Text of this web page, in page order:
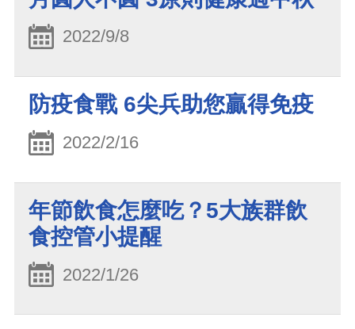
2022/9/8
防疫食戰 6尖兵助您贏得免疫
2022/2/16
年節飲食怎麼吃？5大族群飲
食控管小提醒
2022/1/26